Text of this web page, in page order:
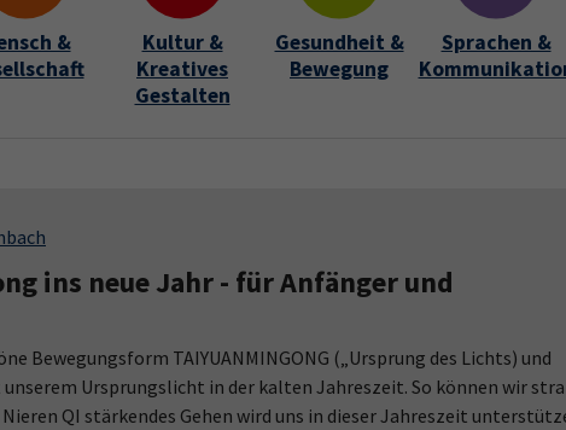
&
Kultur &
Kreatives
Gestalten
Gesundheit &
Bewegung
Sprachen &
ins neue Jahr - für Anfänger und
Bewegungsform TAIYUANMINGONG („Ursprung des Lichts) und
Ursprungslicht in der kalten Jahreszeit. So können wir
QI stärkendes Gehen wird uns in dieser Jahreszeit